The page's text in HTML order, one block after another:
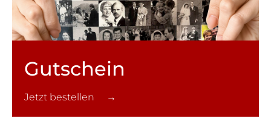
Gutschein
Jetzt bestellen →